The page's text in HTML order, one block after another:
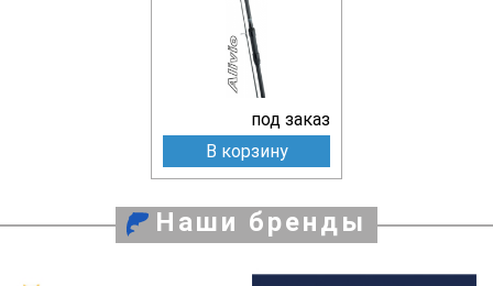
под заказ
В корзину
Наши бренды